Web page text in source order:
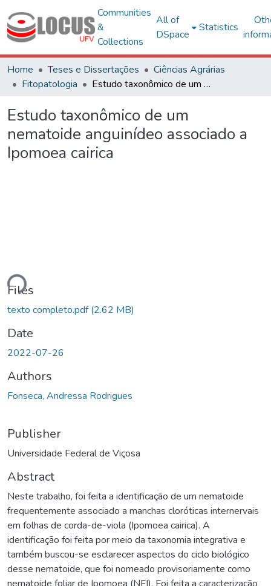
Communities
&
Collections
All of
DSpace
Statistics
Home Teses e Dissertações
Ciências Agrárias
Fitopatologia
Estudo taxonômico de um nematoide anguinídeo associado a Ipomoea cairica
Estudo taxonômico de um
nematoide anguinídeo associado a
Ipomoea cairica
Loading...
Files
texto completo.pdf(2.62 MB)
Date
2022-07-26
Authors
Fonseca, Andressa Rodrigues
Publisher
Universidade Federal de Viçosa
Abstract
Neste trabalho, foi feita a identificação de um nematoide
frequentemente associado a manchas cloróticas internervais
em folhas de corda-de-viola (Ipomoea cairica). A
identificação foi feita por meio da taxonomia integrativa e
também buscou-se esclarecer aspectos do ciclo biológico
desse nematoide, que foi nomeado provisoriamente como